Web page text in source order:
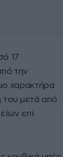
17
την
χαρακτήρα
του μετά από
επί